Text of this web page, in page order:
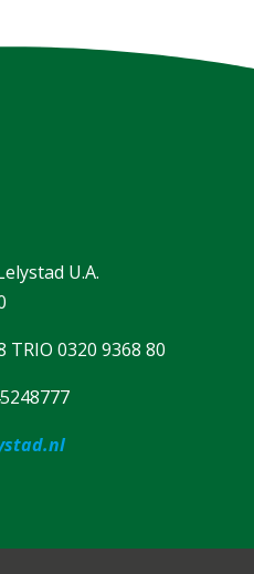
U.A.
0320 9368 80